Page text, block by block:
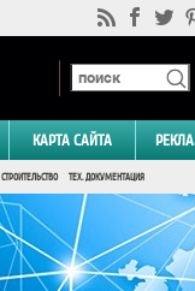
КАРТА САЙТА
СТРОИТЕЛЬСТВО ТЕХ. ДОКУМЕНТАЦИЯ